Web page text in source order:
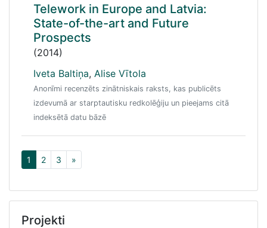
Telework in Europe and Latvia:
State-of-the-art and Future
Prospects
(2014)
Iveta Baltiņa, Alise Vītola
Anonīmi recenzēts zinātniskais raksts, kas publicēts
izdevumā ar starptautisku redkolēģiju un pieejams citā
indeksētā datu bāzē
1 2 3 »
Projekti